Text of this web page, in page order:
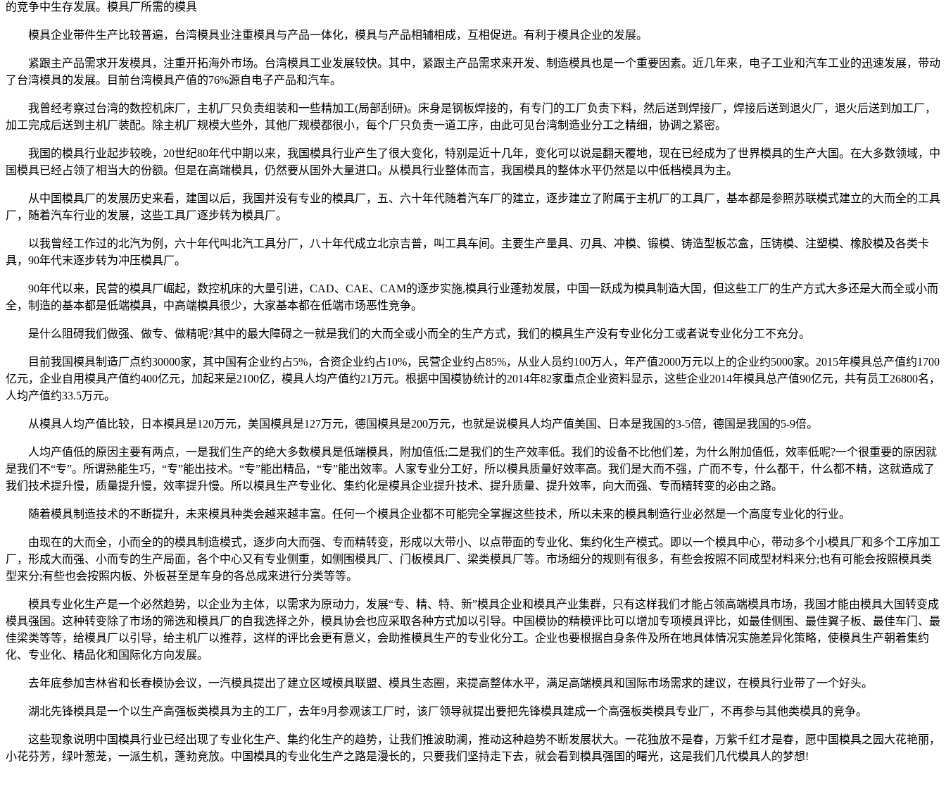
的竞争中生存发展。模具厂所需的模具
模具企业带件生产比较普遍，台湾模具业注重模具与产品一体化，模具与产品相辅相成，互相促进。有利于模具企业的发展。
紧跟主产品需求开发模具，注重开拓海外市场。台湾模具工业发展较快。其中，紧跟主产品需求来开发、制造模具也是一个重要因素。近几年来，电子工业和汽车工业的迅速发展，带动
了台湾模具的发展。目前台湾模具产值的76%源自电子产品和汽车。
我曾经考察过台湾的数控机床厂，主机厂只负责组装和一些精加工(局部刮研)。床身是钢板焊接的，有专门的工厂负责下料，然后送到焊接厂，焊接后送到退火厂，退火后送到加工厂，
加工完成后送到主机厂装配。除主机厂规模大些外，其他厂规模都很小，每个厂只负责一道工序，由此可见台湾制造业分工之精细，协调之紧密。
我国的模具行业起步较晚，20世纪80年代中期以来，我国模具行业产生了很大变化，特别是近十几年，变化可以说是翻天覆地，现在已经成为了世界模具的生产大国。在大多数领域，中
国模具已经占领了相当大的份额。但是在高端模具，仍然要从国外大量进口。从模具行业整体而言，我国模具的整体水平仍然是以中低档模具为主。
从中国模具厂的发展历史来看，建国以后，我国并没有专业的模具厂，五、六十年代随着汽车厂的建立，逐步建立了附属于主机厂的工具厂，基本都是参照苏联模式建立的大而全的工具
厂，随着汽车行业的发展，这些工具厂逐步转为模具厂。
以我曾经工作过的北汽为例，六十年代叫北汽工具分厂，八十年代成立北京吉普，叫工具车间。主要生产量具、刃具、冲模、锻模、铸造型板芯盒，压铸模、注塑模、橡胶模及各类卡
具，90年代末逐步转为冲压模具厂。
90年代以来，民营的模具厂崛起，数控机床的大量引进，CAD、CAE、CAM的逐步实施,模具行业蓬勃发展，中国一跃成为模具制造大国，但这些工厂的生产方式大多还是大而全或小而
全，制造的基本都是低端模具，中高端模具很少，大家基本都在低端市场恶性竞争。
是什么阻碍我们做强、做专、做精呢?其中的最大障碍之一就是我们的大而全或小而全的生产方式，我们的模具生产没有专业化分工或者说专业化分工不充分。
目前我国模具制造厂点约30000家，其中国有企业约占5%，合资企业约占10%，民营企业约占85%，从业人员约100万人，年产值2000万元以上的企业约5000家。2015年模具总产值约1700
亿元，企业自用模具产值约400亿元，加起来是2100亿，模具人均产值约21万元。根据中国模协统计的2014年82家重点企业资料显示，这些企业2014年模具总产值90亿元，共有员工26800名，
人均产值约33.5万元。
从模具人均产值比较，日本模具是120万元，美国模具是127万元，德国模具是200万元，也就是说模具人均产值美国、日本是我国的3-5倍，德国是我国的5-9倍。
人均产值低的原因主要有两点，一是我们生产的绝大多数模具是低端模具，附加值低;二是我们的生产效率低。我们的设备不比他们差，为什么附加值低，效率低呢?一个很重要的原因就
是我们不“专”。所谓熟能生巧，“专”能出技术。“专”能出精品，“专”能出效率。人家专业分工好，所以模具质量好效率高。我们是大而不强，广而不专，什么都干，什么都不精，这就造成了
我们技术提升慢，质量提升慢，效率提升慢。所以模具生产专业化、集约化是模具企业提升技术、提升质量、提升效率，向大而强、专而精转变的必由之路。
随着模具制造技术的不断提升，未来模具种类会越来越丰富。任何一个模具企业都不可能完全掌握这些技术，所以未来的模具制造行业必然是一个高度专业化的行业。
由现在的大而全，小而全的的模具制造模式，逐步向大而强、专而精转变，形成以大带小、以点带面的专业化、集约化生产模式。即以一个模具中心，带动多个小模具厂和多个工序加工
厂，形成大而强、小而专的生产局面，各个中心又有专业侧重，如侧围模具厂、门板模具厂、梁类模具厂等。市场细分的规则有很多，有些会按照不同成型材料来分;也有可能会按照模具类
型来分;有些也会按照内板、外板甚至是车身的各总成来进行分类等等。
模具专业化生产是一个必然趋势，以企业为主体，以需求为原动力，发展“专、精、特、新”模具企业和模具产业集群，只有这样我们才能占领高端模具市场，我国才能由模具大国转变成
模具强国。这种转变除了市场的筛选和模具厂的自我选择之外，模具协会也应采取各种方式加以引导。中国模协的精模评比可以增加专项模具评比，如最佳侧围、最佳翼子板、最佳车门、最
佳梁类等等，给模具厂以引导，给主机厂以推荐，这样的评比会更有意义，会助推模具生产的专业化分工。企业也要根据自身条件及所在地具体情况实施差异化策略，使模具生产朝着集约
化、专业化、精品化和国际化方向发展。
去年底参加吉林省和长春模协会议，一汽模具提出了建立区域模具联盟、模具生态圈，来提高整体水平，满足高端模具和国际市场需求的建议，在模具行业带了一个好头。
湖北先锋模具是一个以生产高强板类模具为主的工厂，去年9月参观该工厂时，该厂领导就提出要把先锋模具建成一个高强板类模具专业厂，不再参与其他类模具的竞争。
这些现象说明中国模具行业已经出现了专业化生产、集约化生产的趋势，让我们推波助澜，推动这种趋势不断发展状大。一花独放不是春，万紫千红才是春，愿中国模具之园大花艳丽，
小花芬芳，绿叶葱茏，一派生机，蓬勃竞放。中国模具的专业化生产之路是漫长的，只要我们坚持走下去，就会看到模具强国的曙光，这是我们几代模具人的梦想!